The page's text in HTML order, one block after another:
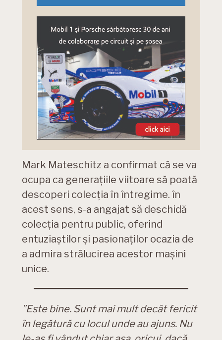
Mark Mateschitz a confirmat că se va
ocupa ca generațiile viitoare să poată
descoperi colecția în întregime. în
acest sens, s-a angajat să deschidă
colecția pentru public, oferind
entuziaștilor și pasionaților ocazia de
a admira strălucirea acestor mașini
unice.
”Este bine. Sunt mai mult decât fericit
în legătură cu locul unde au ajuns. Nu